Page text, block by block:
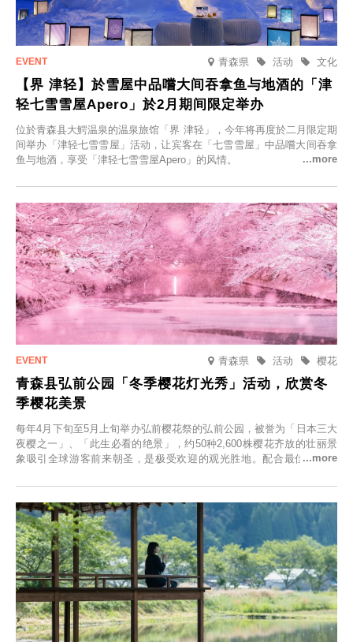
青森県 文化
活动
【界 津轻】於雪屋中品嚐大间吞拿鱼与地酒的「津
轻七雪雪屋Apero」於2月期间限定举办
位於青森县大鰐温泉的温泉旅馆「界 津轻」，今年将再度於二月限定期
间举办「津轻七雪雪屋」活动，让宾客在「七雪雪屋」中品嚐大间吞拿
鱼与地酒，享受「津轻七雪雪屋Apero」的风情。
青森県 樱花
活动
青森县弘前公园「冬季樱花灯光秀」活动，欣赏冬
季樱花美景
每年4月下旬至5月上旬举办弘前樱花祭的弘前公园，被誉为「日本三大
夜樱之一」、「此生必看的绝景」，约50种2,600株樱花齐放的壮丽景
象吸引全球游客前来朝圣，是极受欢迎的观光胜地。配合最佳观雪时
「冬季樱花灯光秀」。